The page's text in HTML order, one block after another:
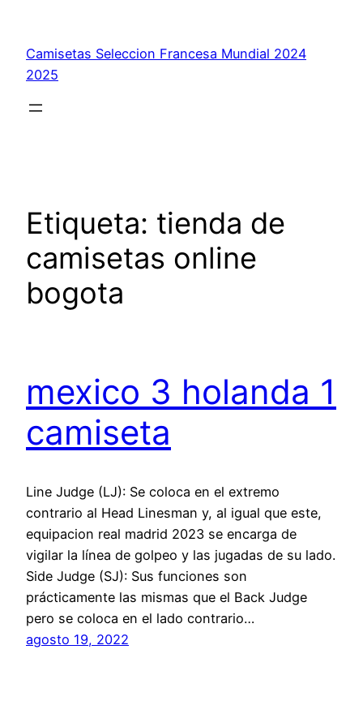
contenido
Camisetas Seleccion Francesa Mundial 2024
2025
Etiqueta: tienda de
camisetas online
bogota
mexico 3 holanda 1
camiseta
Line Judge (LJ): Se coloca en el extremo
contrario al Head Linesman y, al igual que este,
equipacion real madrid 2023 se encarga de
vigilar la línea de golpeo y las jugadas de su lado.
Side Judge (SJ): Sus funciones son
prácticamente las mismas que el Back Judge
pero se coloca en el lado contrario…
agosto 19, 2022